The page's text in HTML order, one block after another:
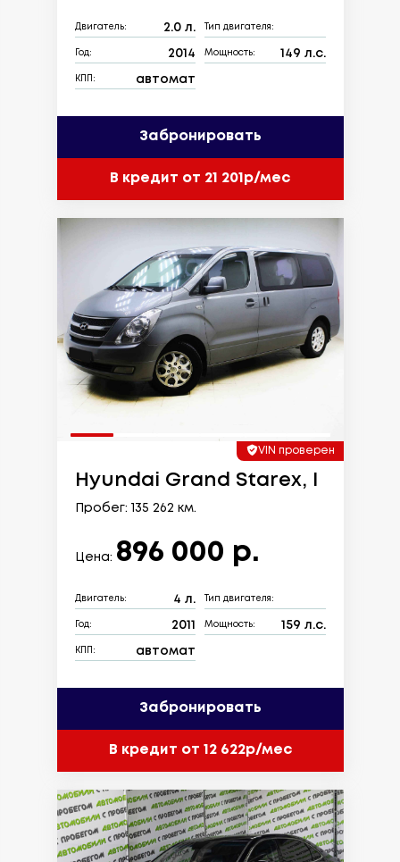
Двигатель: 2.0 л. Тип двигателя:
Год: 2014 Мощность: 149 л.с.
КПП: автомат
Забронировать
В кредит от 21 201р/мес
VIN проверен
Hyundai Grand Starex, I
Пробег: 135 262 км.
Цена: 896 000 р.
Двигатель: 4 л. Тип двигателя:
Год: 2011 Мощность: 159 л.с.
КПП: автомат
Забронировать
В кредит от 12 622р/мес